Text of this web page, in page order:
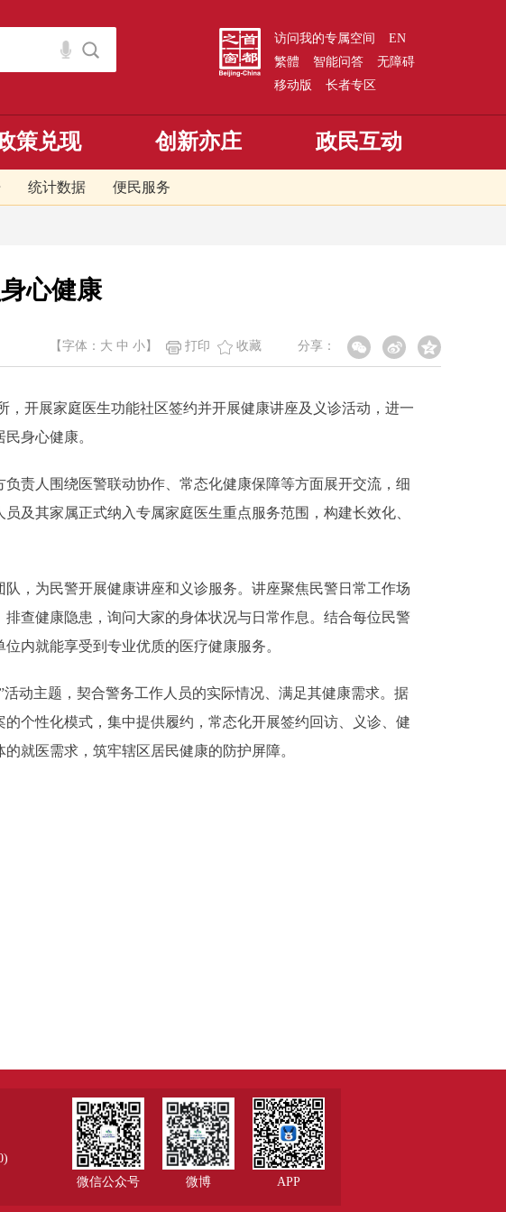
访问我的专属空间
EN
繁體
智能问答
无障碍
移动版
长者专区
统计数据 便民服务
策兑现 创新亦庄 政民互动
心健康
分享：
【字体： 大 中 小 】 打印 收藏
开展家庭医生功能社区签约并开展健康讲座及义诊活动，进一
身心健康。
人围绕医警联动协作、常态化健康保障等方面展开交流，细
及其家属正式纳入专属家庭医生重点服务范围，构建长效化、
为民警开展健康讲座和义诊服务。讲座聚焦民警日常工作场
查健康隐患，询问大家的身体状况与日常作息。结合每位民警
内就能享受到专业优质的医疗健康服务。
主题，契合警务工作人员的实际情况、满足其健康需求。据
个性化模式，集中提供履约，常态化开展签约回访、义诊、健
就医需求，筑牢辖区居民健康的防护屏障。
微信公众号 微博 APP